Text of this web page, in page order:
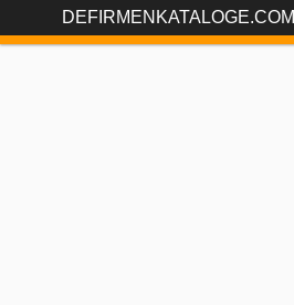
DEFIRMENKATALOGE.COM